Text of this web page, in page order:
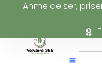
Anmeldelser,